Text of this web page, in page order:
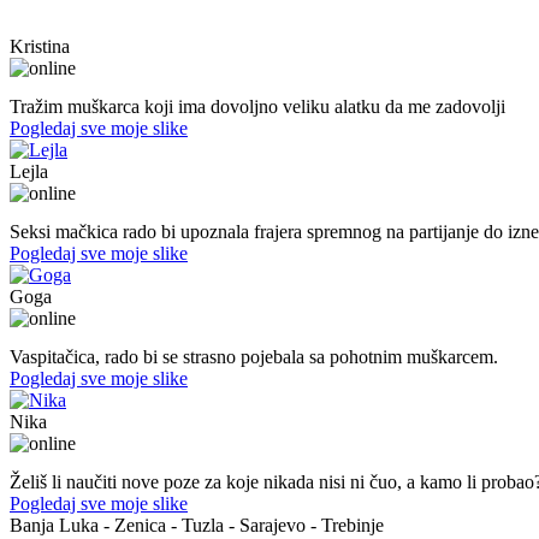
Kristina
Tražim muškarca koji ima dovoljno veliku alatku da me zadovolji
Pogledaj sve moje slike
Lejla
Seksi mačkica rado bi upoznala frajera spremnog na partijanje do
Pogledaj sve moje slike
Goga
Vaspitačica, rado bi se strasno pojebala sa pohotnim muškarcem.
Pogledaj sve moje slike
Nika
Želiš li naučiti nove poze za koje nikada nisi ni čuo, a kamo li
Pogledaj sve moje slike
Banja Luka - Zenica - Tuzla - Sarajevo - Trebinje